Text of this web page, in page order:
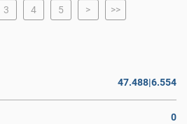
3 4 5 > >>
47.488|6.554
0